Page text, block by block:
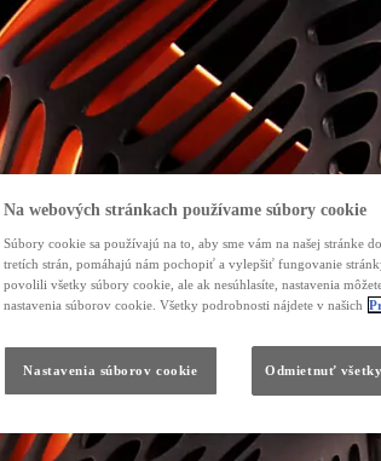
Na webových stránkach používame súbory cookie
Súbory cookie sa používajú na to, aby sme vám na našej stránke
tretích strán, pomáhajú nám pochopiť a vylepšiť fungovanie
povolili všetky súbory cookie, ale ak nesúhlasíte, nastavenia
nastavenia súborov cookie. Všetky podrobnosti nájdete v našich
Odmietnuť
Nastavenia súborov cookie